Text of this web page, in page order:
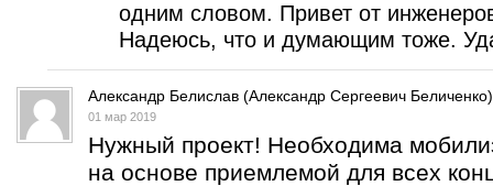
одним словом. Привет от
Надеюсь, что и думающим тоже.
Александр Белислав (Александр Сергеевич Беличенко)
01 мар 2019
Нужный проект! Необходима
на основе приемлемой для всех